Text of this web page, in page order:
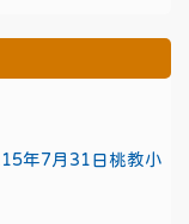
年7月31日桃教小